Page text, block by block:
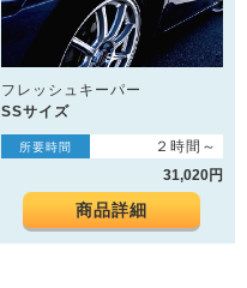
フレッシュキーパー
SSサイズ
所要時間
２時間～
31,020円
商品詳細